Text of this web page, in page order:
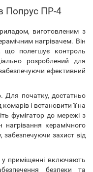
Попрус ПР-4
виготовленим з
нагрівачем. Він
що полегшує контроль
розроблений для
ефективний
Для початку, достатньо
і встановити її на
фумігатор до мережі з
керамічного
забезпечуючи захист від
у приміщенні включають
безпеки та